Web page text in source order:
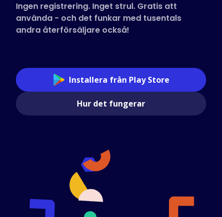
Ingen registrering. Inget strul. Gratis att
använda - och det funkar med tusentals
andra återförsäljare också!
Installera från Play Store
Hur det fungerar